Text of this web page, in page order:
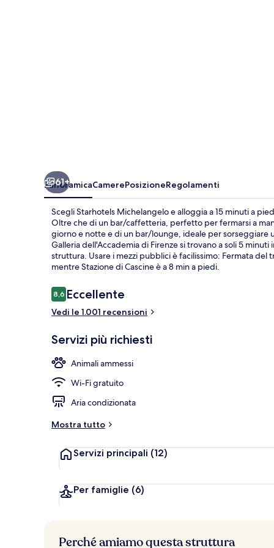
61+
PanoramicaCamerePosizioneRegolamenti
Scegli Starhotels Michelangelo e alloggia a 15 minuti a
Oltre che di un bar/caffetteria, perfetto per fermarsi a
giorno e notte e di un bar/lounge, ideale per sorseggiare
Galleria dell'Accademia di Firenze si trovano a soli 5
struttura. Usare i mezzi pubblici è facilissimo: Fermata del
mentre Stazione di Cascine è a 8 min a piedi.
Recensioni
8,68,6 su 10
Eccellente
Vedi le 1.001 recensioni
Servizi più richiesti
Animali ammessi
Wi-Fi gratuito
Aria condizionata
Mostra tutto
Servizi principali (12)
Per famiglie (6)
Perché amiamo questa struttura